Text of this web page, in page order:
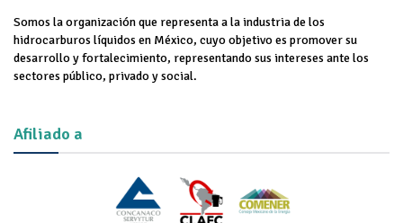
Somos la organización que representa a la industria de los
hidrocarburos líquidos en México, cuyo objetivo es promover su
desarrollo y fortalecimiento, representando sus intereses ante los
sectores público, privado y social.
Afiliado a